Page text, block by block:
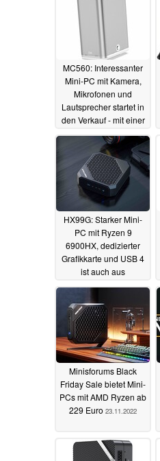
MC560: Interessanter
Mini-PC mit Kamera,
Mikrofonen und
Lautsprecher startet in
den Verkauf - mit einer
Überraschung10.02.2023
HX99G: Starker Mini-
PC mit Ryzen 9
6900HX, dedizierter
Grafikkarte und USB 4
ist auch aus
Deutschland erhältlich
Minisforums Black
Friday Sale bietet Mini-
PCs mit AMD Ryzen ab
229 Euro 23.11.2022